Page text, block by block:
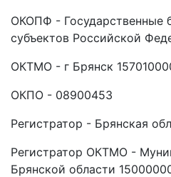
ОКОПФ - Государственные
субъектов Российской
ОКТМО - г Брянск
ОКПО - 08900453
Регистратор - Брянская
Регистратор ОКТМО -
Брянской области